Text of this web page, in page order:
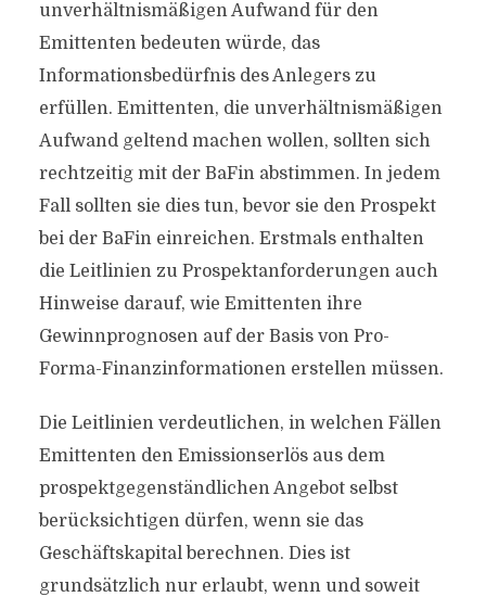
unverhältnismäßigen Aufwand für den
Emittenten bedeuten würde, das
Informationsbedürfnis des Anlegers zu
erfüllen. Emittenten, die unverhältnismäßigen
Aufwand geltend machen wollen, sollten sich
rechtzeitig mit der BaFin abstimmen. In jedem
Fall sollten sie dies tun, bevor sie den Prospekt
bei der BaFin einreichen. Erstmals enthalten
die Leitlinien zu Prospektanforderungen auch
Hinweise darauf, wie Emittenten ihre
Gewinnprognosen auf der Basis von Pro-
Forma-Finanzinformationen erstellen müssen.
Die Leitlinien verdeutlichen, in welchen Fällen
Emittenten den Emissionserlös aus dem
prospektgegenständlichen Angebot selbst
berücksichtigen dürfen, wenn sie das
Geschäftskapital berechnen. Dies ist
grundsätzlich nur erlaubt, wenn und soweit